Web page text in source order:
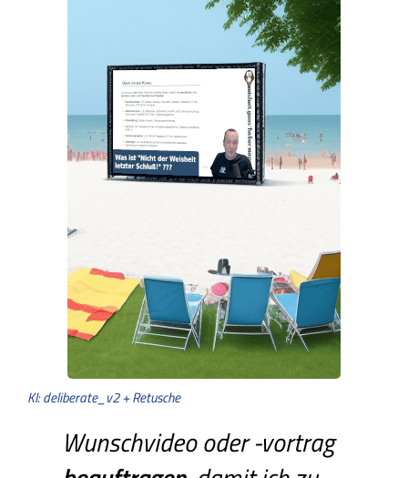
KI: deliberate_v2 + Retusche
Wunschvideo oder -vortrag